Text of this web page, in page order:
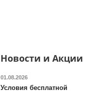
Ширина рамы:
2-3 дня
Новости и Акции
01.08.2026
Условия бесплатной